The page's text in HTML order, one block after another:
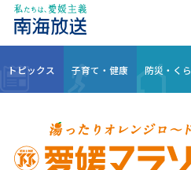
トピックス 子育て・健康 防災・く